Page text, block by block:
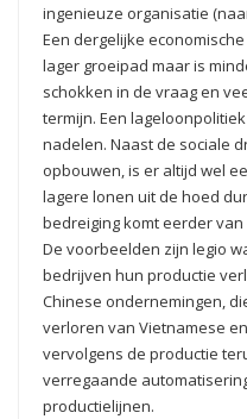
ingenieuze organisatie
Een dergelijke
lager groeipad maar is
schokken in de vraag en
termijn. Een
nadelen. Naast de sociale
opbouwen, is er altijd wel
lagere lonen uit de hoed
bedreiging komt eerder
De voorbeelden zijn legio
bedrijven hun productie
Chinese ondernemingen,
verloren van Vietnamese
vervolgens de productie
verregaande
productielijnen.